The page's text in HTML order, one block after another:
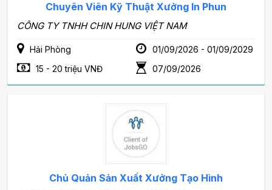
Chuyên Viên Kỹ Thuật Xưởng In Phun
CÔNG TY TNHH CHIN HUNG VIỆT NAM
Hải Phòng
01/09/2026 - 01/09/2029
15 - 20 triệu VNĐ
07/09/2026
Chủ Quản Sản Xuất Xưởng Tạo Hình